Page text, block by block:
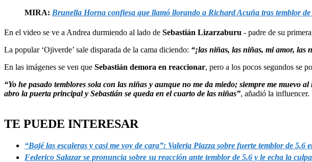
MIRA: Brunella Horna confiesa que llamó llorando a Richard Acuña tras temblor
En el video se ve a Andrea durmiendo al lado de Sebastián Lizarzaburu - padre de su
La popular ‘Ojiverde’ sale disparada de la cama diciendo: “¡las niñas, las niñas, mi amor, las
En las imágenes se ven que Sebastián demora en reaccionar, pero a los pocos segundos se
“Yo he pasado temblores sola con las niñas y aunque no me da miedo; siempre me muevo
abro la puerta principal y Sebastián se queda en el cuarto de las niñas”, añadió la influencer.
TE PUEDE INTERESAR
“Bajé las escaleras y casi me voy de cara”: Valeria Piazza sobre fuerte temblor de 5.6
Federico Salazar se pronuncia sobre su reacción ante temblor de 5.6 y le echa la